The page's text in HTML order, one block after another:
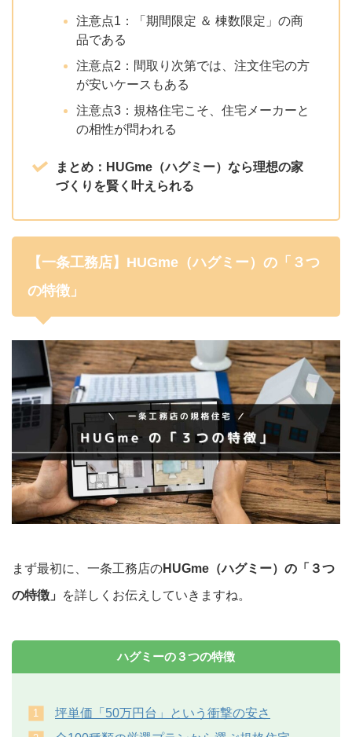
注意点1：「期間限定 ＆ 棟数限定」の商
品である
注意点2：間取り次第では、注文住宅の方
が安いケースもある
注意点3：規格住宅こそ、住宅メーカーと
の相性が問われる
まとめ：HUGme（ハグミー）なら理想の家
づくりを賢く叶えられる
【一条工務店】HUGme（ハグミー）の「３つ
の特徴」
まず最初に、一条工務店のHUGme（ハグミー）の「３つ
の特徴」
を詳しくお伝えしていきますね。
ハグミーの３つの特徴
坪単価「50万円台」という衝撃の安さ